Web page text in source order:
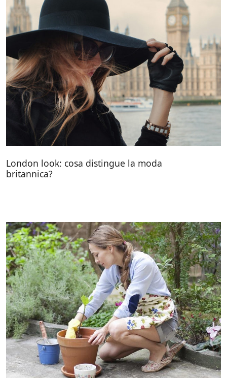
London look: cosa distingue la moda
britannica?